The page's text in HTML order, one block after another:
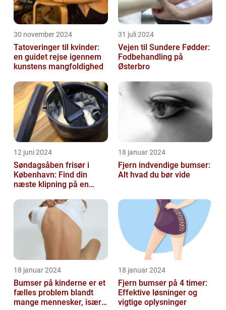
30 november 2024
Tatoveringer til kvinder:
en guidet rejse igennem
kunstens mangfoldighed
31 juli 2024
Vejen til Sundere Fødder:
Fodbehandling på
Østerbro
12 juni 2024
Søndagsåben frisør i
København: Find din
næste klipning på en
18 januar 2024
Fjern indvendige bumser:
Alt hvad du bør vide
18 januar 2024
Bumser på kinderne er et
fælles problem blandt
mange mennesker, især
18 januar 2024
Fjern bumser på 4 timer:
Effektive løsninger og
vigtige oplysninger